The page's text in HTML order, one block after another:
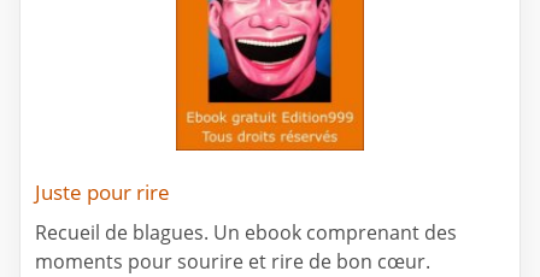
Juste pour rire
Recueil de blagues. Un ebook comprenant des
moments pour sourire et rire de bon cœur.